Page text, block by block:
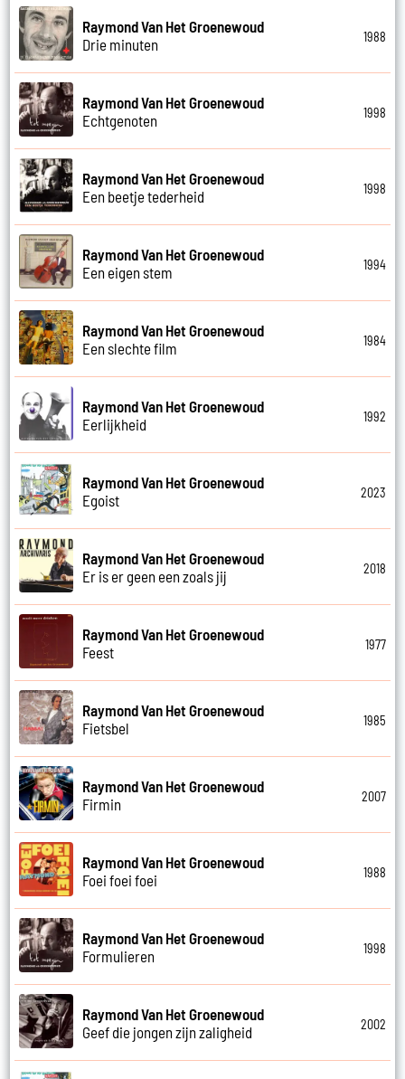
Raymond Van Het Groenewoud
Drie minuten
1988
Raymond Van Het Groenewoud
Echtgenoten
1998
Raymond Van Het Groenewoud
Een beetje tederheid
1998
Raymond Van Het Groenewoud
Een eigen stem
1994
Raymond Van Het Groenewoud
Een slechte film
1984
Raymond Van Het Groenewoud
Eerlijkheid
1992
Raymond Van Het Groenewoud
Egoist
2023
Raymond Van Het Groenewoud
Er is er geen een zoals jij
2018
Raymond Van Het Groenewoud
Feest
1977
Raymond Van Het Groenewoud
Fietsbel
1985
Raymond Van Het Groenewoud
Firmin
2007
Raymond Van Het Groenewoud
Foei foei foei
1988
Raymond Van Het Groenewoud
Formulieren
1998
Raymond Van Het Groenewoud
Geef die jongen zijn zaligheid
2002